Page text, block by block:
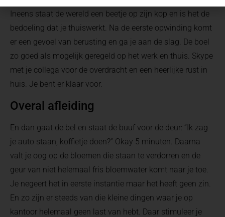
Ineens staat de wereld een beetje op zijn kop en is het de
bedoeling dat je thuiswerkt. Na de eerste opwinding komt
er een gevoel van berusting en ga je aan de slag. De boel
zo goed als mogelijk geregeld op het werk en thuis. Skype
met je collega voor de overdracht en een heerlijke rust in
huis. Je bent er klaar voor.
Overal afleiding
En dan gaat de bel en staat de buuf voor de deur: ‘’Ik zag
je auto staan, koffietje doen?” Okay 5 minuten. Daarna
valt je oog op de bloemen die staan te verdorren en de
geur van niet helemaal fris bloemwater komt naar je toe.
Je negeert het in eerste instantie maar het heeft geen zin.
En zo zijn er steeds van die kleine dingen waar je op
kantoor helemaal geen last van hebt. Daar stimuleer je